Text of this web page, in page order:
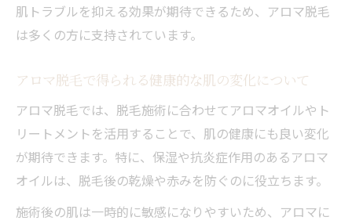
肌トラブルを抑える効果が期待できるため、アロマ脱毛
は多くの方に支持されています。
アロマ脱毛で得られる健康的な肌の変化について
アロマ脱毛では、脱毛施術に合わせてアロマオイルやト
リートメントを活用することで、肌の健康にも良い変化
が期待できます。特に、保湿や抗炎症作用のあるアロマ
オイルは、脱毛後の乾燥や赤みを防ぐのに役立ちます。
施術後の肌は一時的に敏感になりやすいため、アロマに